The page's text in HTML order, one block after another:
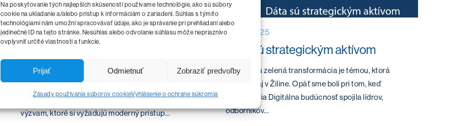
Na poskytovanie tých najlepších skúseností používame technológie, ako sú súbory
cookie na ukladanie a/alebo prístup k informáciám o zariadení. Súhlas s týmito
technológiami nám umožní spracovávať údaje, ako je správanie pri prehliadaní alebo
jedinečné ID na tejto stránke. Nesúhlas alebo odvolanie súhlasu môže nepriaznivo
ovplyvniť určité vlastnosti a funkcie.
Prijať Odmietnuť Zobraziť predvoľby
Zásady používania súborov cookieVyhlásenie o ochrane súkromia
10.04.2025
na digitálnu transformáciu
transformácii Slovenské mestá a obce čelia novým
výzvam, ktoré si vyžadujú moderný prístup…
28.02.2025
Dáta sú strategickým aktívom
Digitálna a zelená transformácia je témou, ktorá
rezonuje aj v Žiline. Opäť sme boli pri tom, keď
konferencia Digitálna budúcnosť spojila lídrov,
odborníkov…